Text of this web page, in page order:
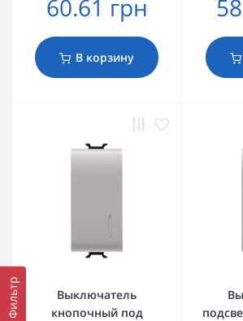
Фильтр
60.61 грн
В корзину
Выключатель
кнопочный под